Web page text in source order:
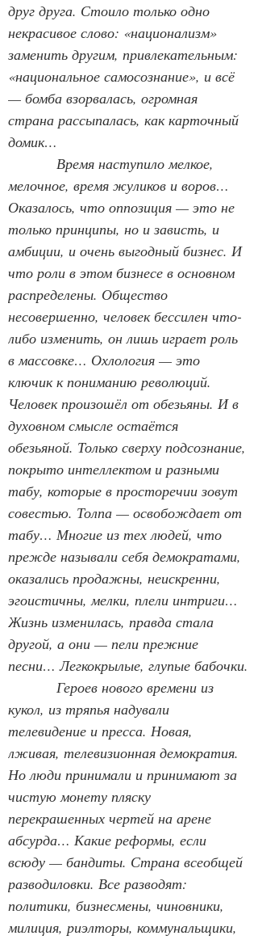
друг друга. Стоило только одно
некрасивое слово: «национализм»
заменить другим, привлекательным:
«национальное самосознание», и всё
— бомба взорвалась, огромная
страна рассыпалась, как карточный
домик…
мелочное, время жуликов и воров…
Оказалось, что оппозиция — это не
только принципы, но и зависть, и
амбиции, и очень выгодный бизнес. И
что роли в этом бизнесе в основном
распределены. Общество
несовершенно, человек бессилен что-
либо изменить, он лишь играет роль
в массовке… Охлология — это
ключик к пониманию революций.
Человек произошёл от обезьяны. И в
духовном смысле остаётся
обезьяной. Только сверху подсознание,
покрыто интеллектом и разными
табу, которые в просторечии зовут
совестью. Толпа — освобождает от
табу… Многие из тех людей, что
прежде называли себя демократами,
оказались продажны, неискренни,
эгоистичны, мелки, плели интриги…
Жизнь изменилась, правда стала
другой, а они — пели прежние
песни… Легкокрылые, глупые бабочки.
кукол, из тряпья надували
телевидение и пресса. Новая,
лживая, телевизионная демократия.
Но люди принимали и принимают за
чистую монету пляску
перекрашенных чертей на арене
абсурда… Какие реформы, если
всюду — бандиты. Страна всеобщей
разводиловки. Все разводят:
политики, бизнесмены, чиновники,
милиция, риэлторы, коммунальщики,